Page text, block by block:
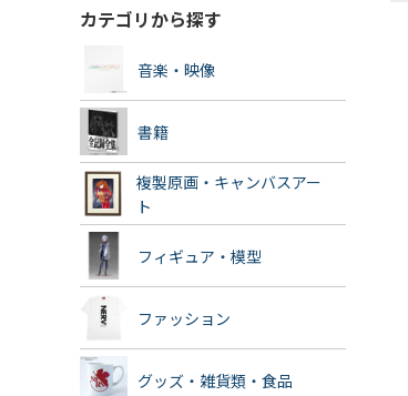
カテゴリから探す
音楽・映像
書籍
複製原画・キャンバスアー
ト
フィギュア・模型
ファッション
グッズ・雑貨類・食品